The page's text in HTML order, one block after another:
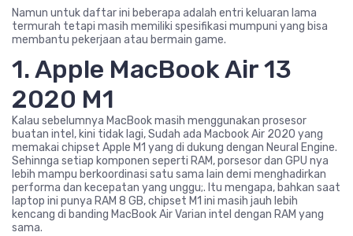
Namun untuk daftar ini beberapa adalah entri keluaran lama
termurah tetapi masih memiliki spesifikasi mumpuni yang bisa
membantu pekerjaan atau bermain game.
1. Apple MacBook Air 13
2020 M1
Kalau sebelumnya MacBook masih menggunakan prosesor
buatan intel, kini tidak lagi, Sudah ada Macbook Air 2020 yang
memakai chipset Apple M1 yang di dukung dengan Neural Engine.
Sehinnga setiap komponen seperti RAM, porsesor dan GPU nya
lebih mampu berkoordinasi satu sama lain demi menghadirkan
performa dan kecepatan yang unggu;. Itu mengapa, bahkan saat
laptop ini punya RAM 8 GB, chipset M1 ini masih jauh lebih
kencang di banding MacBook Air Varian intel dengan RAM yang
sama.